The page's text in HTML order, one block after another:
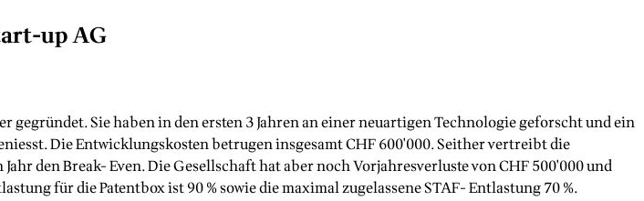
up AG
Sie haben in den ersten 3 Jahren an einer neuartigen Technologie geforscht und ein
Die Entwicklungskosten betrugen insgesamt CHF 600'000. Seither vertreibt die
den Break- Even. Die Gesellschaft hat aber noch Vorjahresverluste von CHF 500'000 und
für die Patentbox ist 90 % sowie die maximal zugelassene STAF- Entlastung 70 %.